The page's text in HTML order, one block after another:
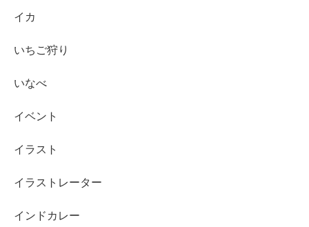
イカ
いちご狩り
いなべ
イベント
イラスト
イラストレーター
インドカレー